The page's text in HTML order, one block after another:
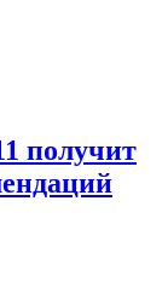
получит